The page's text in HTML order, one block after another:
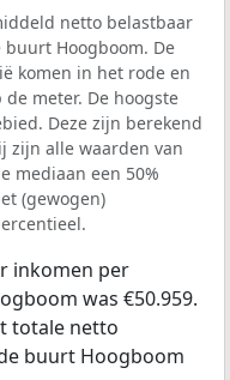
netto belastbaar
Hoogboom. De
komen in het rode en
meter. De hoogste
Deze zijn berekend
zijn alle waarden van
mediaan een 50%
(gewogen)
inkomen per
was €50.959.
totale netto
buurt Hoogboom